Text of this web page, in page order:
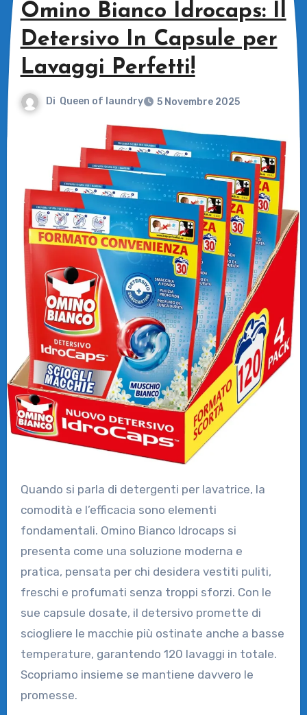
Omino Bianco Idrocaps: Il
Detersivo In Capsule per
Lavaggi Perfetti!
Di Queen of laundry 5 Novembre 2025
Quando si parla di detergenti per lavatrice, la
comodità e l’efficacia sono elementi
fondamentali. Omino Bianco Idrocaps si
presenta come una soluzione moderna e
pratica, pensata per chi desidera vestiti puliti,
freschi e profumati senza troppi sforzi. Con le
sue capsule dosate, il detersivo promette di
sciogliere le macchie più ostinate anche a basse
temperature, garantendo 120 lavaggi in totale.
Scopriamo insieme se mantiene davvero le
promesse.